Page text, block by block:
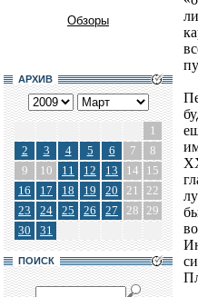
Обзоры
АРХИВ
1
2
3 4 5 6 7
8
9
10 11 12 13 14
15
16
17 18 19 20 21
22
23
24 25 26 27 28 29
30
31
ПОИСК